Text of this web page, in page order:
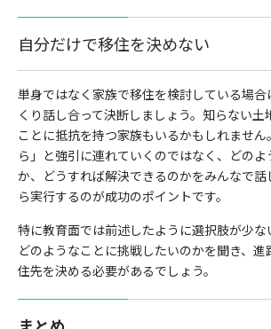
自分だけで移住を決めない
単身ではなく家族で移住を検討している場合
くり話し合って決断しましょう。知らない土
ことに抵抗を持つ家族もいるかもしれませ
ら」と強引に連れていくのではなく、どのよ
か、どうすれば解決できるのかをみんなで
ら実行するのが成功のポイントです。
特に教育面では前述したように選択肢が少
どのようなことに挑戦したいのかを聞き、
住先を決める必要があるでしょう。